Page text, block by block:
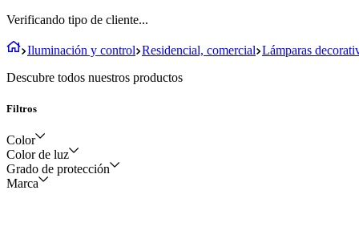
Verificando tipo de cliente...
Iluminación y control Residencial, comercial Lámparas
Descubre todos nuestros productos
Filtros
Color
Negro
Color de luz
Neutra
Grado de protección
Marca